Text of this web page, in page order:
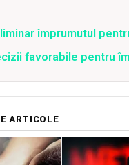
împrumutul
favorabile pentru
ARTICOLE